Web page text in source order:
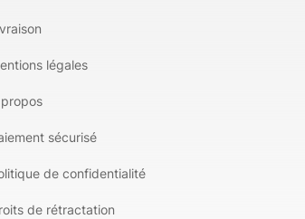
légales
sécurisé
de confidentialité
de rétractation